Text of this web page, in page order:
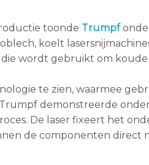
toonde Trumpf
koelt
wordt gebruikt om
te zien, waarmee
demonstreerde
De laser fixeert het
de componenten direct